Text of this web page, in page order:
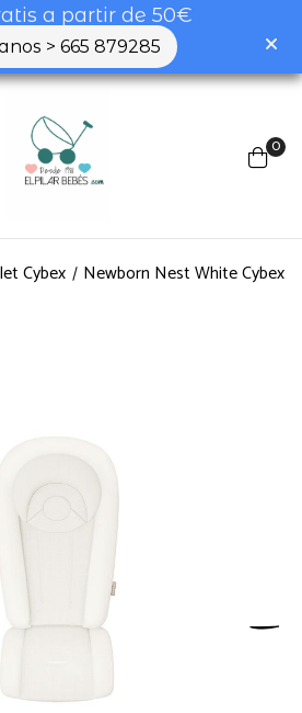
a partir de 50€
> 665 879285
0
Cybex Newborn Nest White Cybex